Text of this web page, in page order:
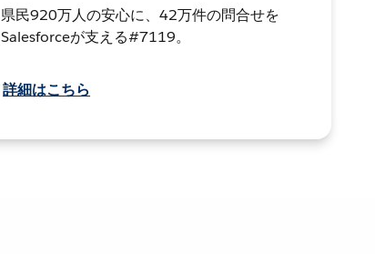
県民920万人の安心に、42万件の問合せを
Salesforceが支える#7119。
詳細はこちら